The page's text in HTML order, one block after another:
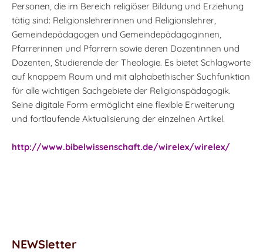
Personen, die im Bereich religiöser Bildung und Erziehung
tätig sind: Religionslehrerinnen und Religionslehrer,
Gemeindepädagogen und Gemeindepädagoginnen,
Pfarrerinnen und Pfarrern sowie deren Dozentinnen und
Dozenten, Studierende der Theologie. Es bietet Schlagworte
auf knappem Raum und mit alphabethischer Suchfunktion
für alle wichtigen Sachgebiete der Religionspädagogik.
Seine digitale Form ermöglicht eine flexible Erweiterung
und fortlaufende Aktualisierung der einzelnen Artikel.
http://www.bibelwissenschaft.de/wirelex/wirelex/
NEWSletter